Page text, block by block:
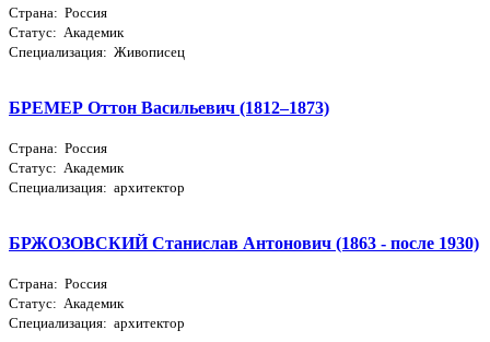
Страна: Россия
Статус: Академик
Специализация: Живописец
БРЕМЕР Оттон Васильевич (1812–1873)
Страна: Россия
Статус: Академик
Специализация: архитектор
БРЖОЗОВСКИЙ Станислав Антонович (1863 - после 1930)
Страна: Россия
Статус: Академик
Специализация: архитектор